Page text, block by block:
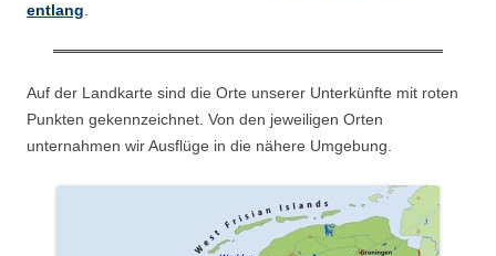
entlang
Auf der Landkarte sind die Orte unserer Unterkünfte mit roten
Punkten gekennzeichnet. Von den jeweiligen Orten
unternahmen wir Ausflüge in die nähere Umgebung.